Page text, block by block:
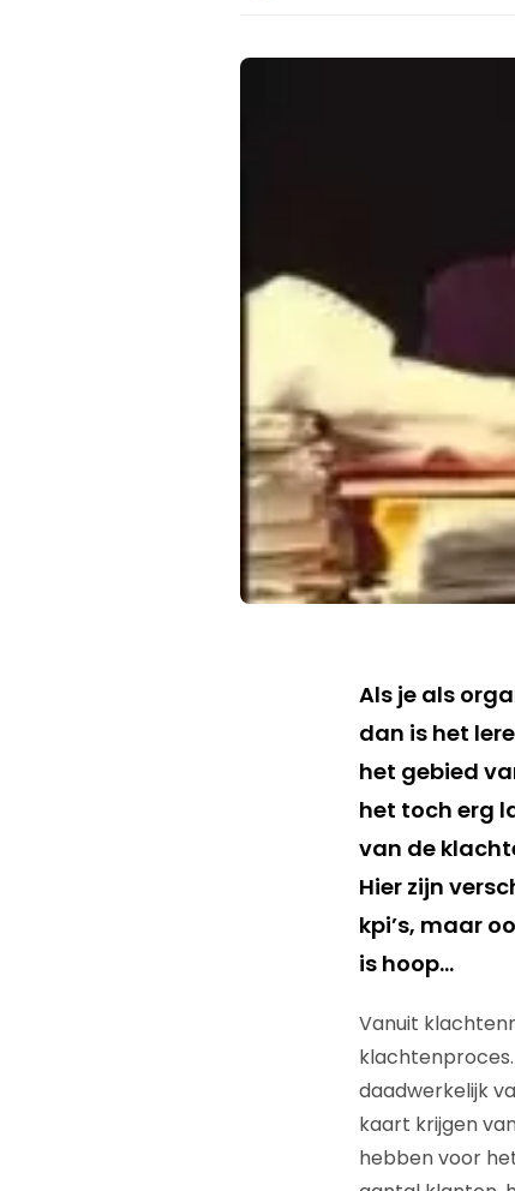
Als je als
dan is het
het gebied
het toch erg
van de
Hier zijn
kpi’s, maar
is hoop…
Vanuit
daadwerkelijk
kaart krijgen
hebben voor